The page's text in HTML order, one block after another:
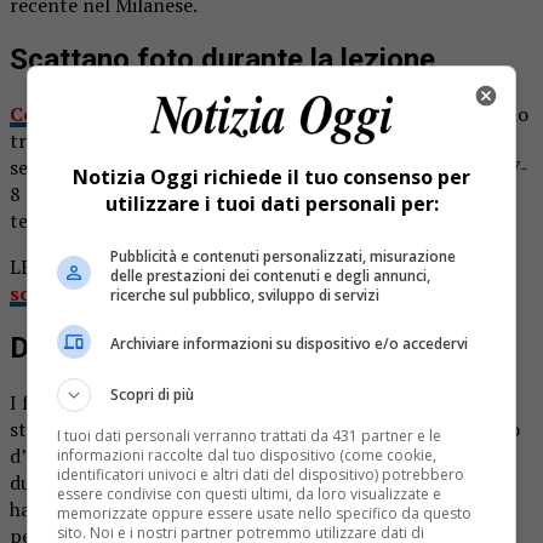
Scattano foto durante la lezione
Come riporta Prima Milano Ovest,alcuni studenti hanno
trovato un nuovo modo per divertirsi. Alla scuola
secondaria di primo grado Simone da Corbetta, scattano 7-
8 sospensioni e il richiamo ad uno più responsabile delle
tecnologie da parte di preside e docenti.
LEGGI ANCHEQuarona boom di iscritti al servizio-
scuola: quasi 60 per la Dad
Dad
I fatti si sono verificati col ritorno in dad, quando alcuni
studenti, sparsi su più classi, hanno violato il regolamento
d’istituto che vieta, appunto, l’utilizzo dello smartphone
durante l’orario di lezione (sia in presenza o meno) e ne
hanno approfittato per scattare foto e innescare un
pericoloso circolo vizioso, sconfinando nel cyberbullismo.
Notizia Oggi richiede il tuo consenso per
utilizzare i tuoi dati personali per:
Pubblicità e contenuti personalizzati, misurazione
delle prestazioni dei contenuti e degli annunci,
ricerche sul pubblico, sviluppo di servizi
Archiviare informazioni su dispositivo e/o accedervi
Scopri di più
I tuoi dati personali verranno trattati da 431 partner e le
informazioni raccolte dal tuo dispositivo (come cookie,
identificatori univoci e altri dati del dispositivo) potrebbero
essere condivise con questi ultimi, da loro visualizzate e
memorizzate oppure essere usate nello specifico da questo
sito. Noi e i nostri partner potremmo utilizzare dati di